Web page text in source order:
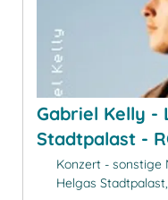
Gabriel Kelly -
Stadtpalast -
Konzert - sonstige
Helgas